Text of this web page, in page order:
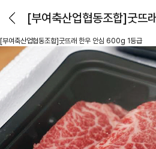
[부여축산업협동조합]굿뜨래 한우 안심 600g 1등급